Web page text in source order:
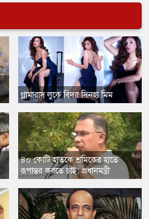
​গ্লামারাস লুকে বিদ্যা সিনহা মিম
​৪০ কোটি হাতকে শ্রমিকের হাতে
রূপান্তর করতে চাই: প্রধানমন্ত্রী